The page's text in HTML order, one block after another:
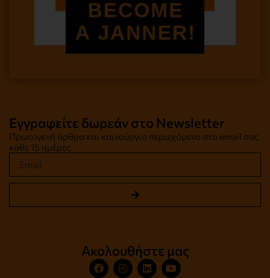
Εγγραφείτε δωρεάν στο Newsletter
Πρωτογενή άρθρα και καινούργιο περιεχόμενο στο email σας
κάθε 15 ημέρες
Ακολουθήστε μας